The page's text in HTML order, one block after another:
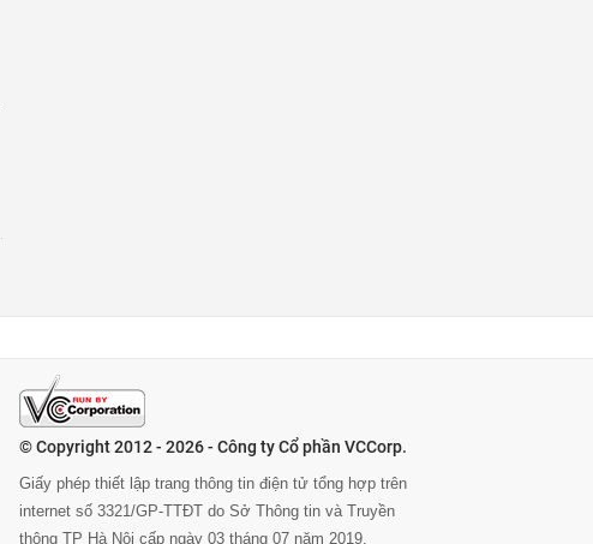
© Copyright 2012 - 2026 - Công ty Cổ phần VCCorp.
Giấy phép thiết lập trang thông tin điện tử tổng hợp trên
internet số 3321/GP-TTĐT do Sở Thông tin và Truyền
thông TP Hà Nội cấp ngày 03 tháng 07 năm 2019.